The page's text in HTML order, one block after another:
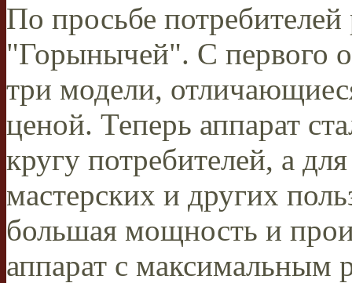
По просьбе
"Горынычей". С первого
три модели,
ценой. Теперь аппарат
кругу потребителей, а
мастерских и других
большая мощность и
аппарат с